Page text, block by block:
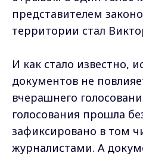
представителем
территории стал
И как стало известно,
документов не
вчерашнего
голосования прошла
зафиксировано в том
журналистами. А